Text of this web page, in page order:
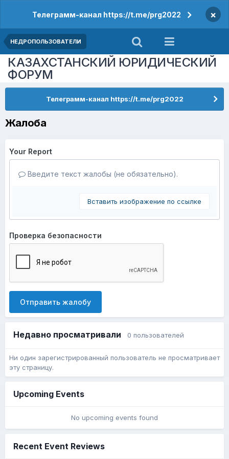
Телеграмм-канал https://t.me/prg2022 ×
НЕДРОПОЛЬЗОВАТЕЛИ
КАЗАХСТАНСКИЙ ЮРИДИЧЕСКИЙ
ФОРУМ
Телеграмм-канал https://t.me/prg2022
Жалоба
Your Report
Введите текст жалобы (не обязательно).
Вставить изображение по ссылке
Проверка безопасности
Отправить жалобу
Недавно просматривали 0 пользователей
Ни один зарегистрированный пользователь не просматривает
эту страницу.
Upcoming Events
No upcoming events found
Recent Event Reviews